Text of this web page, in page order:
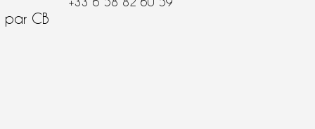
par CB